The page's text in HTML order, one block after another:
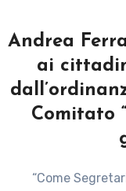
Andrea
ai
Comitato
“Come Segretario Provinciale di Azione, desidero